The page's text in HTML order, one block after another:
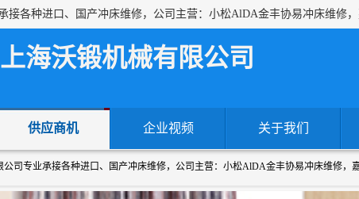
上海沃锻机械有限公司
供应商机 企业视频 关于我们